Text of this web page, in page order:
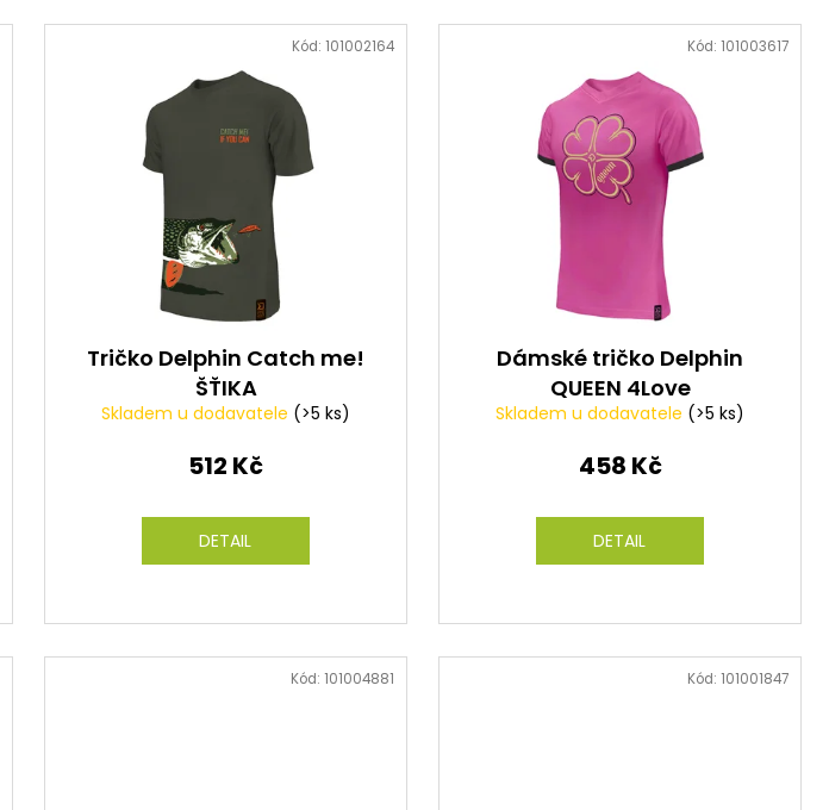
Tričko Delphin Catch me!
ŠŤIKA
Skladem u dodavatele (>5 ks)
512 Kč
DETAIL
Kód: 101002164
Dámské tričko Delphin
QUEEN 4Love
Skladem u dodavatele (>5 ks)
458 Kč
DETAIL
Kód: 101003617
Kód: 101004881 Kód: 101001847